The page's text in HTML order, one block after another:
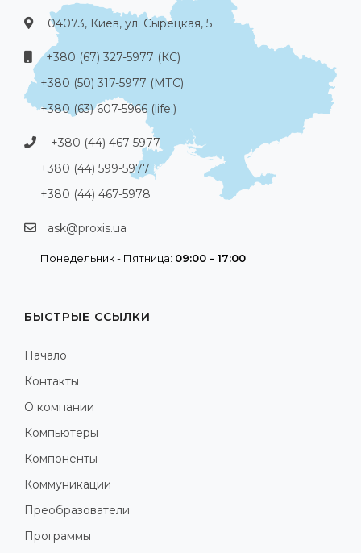
04073, Киев, ул. Сырецкая, 5
+380 (67) 327-5977 (КС)
+380 (50) 317-5977 (МТС)
+380 (63) 607-5966 (life:)
+380 (44) 467-5977
+380 (44) 599-5977
+380 (44) 467-5978
ask@proxis.ua
Понедельник - Пятница: 09:00 - 17:00
БЫСТРЫЕ ССЫЛКИ
Начало
Контакты
О компании
Компьютеры
Компоненты
Коммуникации
Преобразователи
Программы